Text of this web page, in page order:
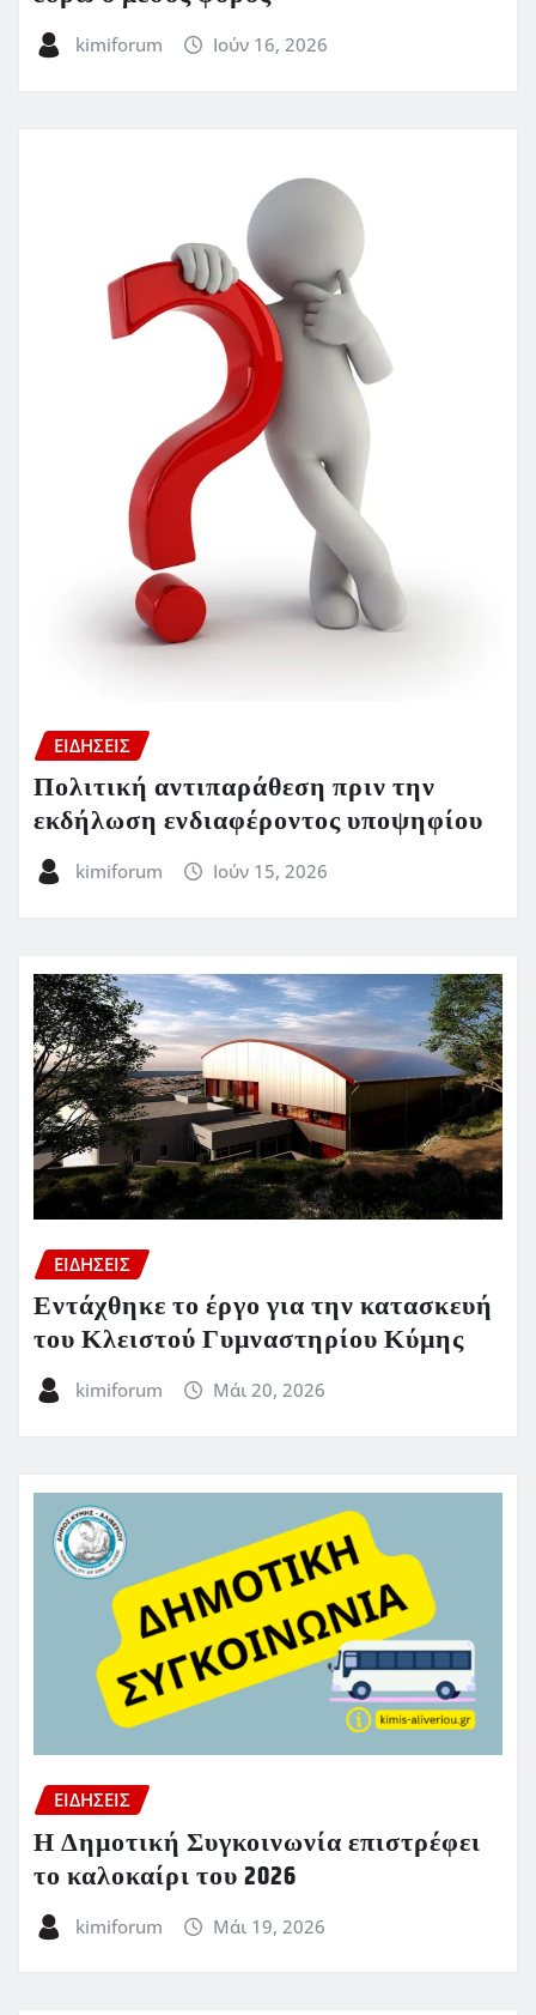
kimiforum Ιούν 16, 2026
ΕΙΔΗΣΕΙΣ
Πολιτική αντιπαράθεση πριν την
εκδήλωση ενδιαφέροντος υποψηφίου
kimiforum Ιούν 15, 2026
ΕΙΔΗΣΕΙΣ
Εντάχθηκε το έργο για την κατασκευή
του Κλειστού Γυμναστηρίου Κύμης
kimiforum Μάι 20, 2026
ΕΙΔΗΣΕΙΣ
Η Δημοτική Συγκοινωνία επιστρέφει
το καλοκαίρι του 2026
kimiforum Μάι 19, 2026